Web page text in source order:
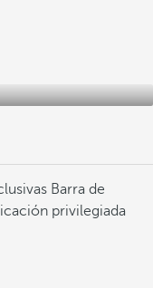
Barra de
privilegiada